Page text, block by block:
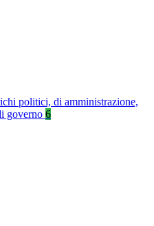
politici, di amministrazione,
governo 6